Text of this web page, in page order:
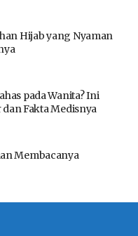
Hijab yang Nyaman
pada Wanita? Ini
Fakta Medisnya
Membacanya